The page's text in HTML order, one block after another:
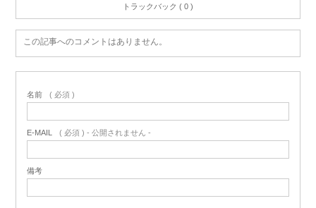
トラックバック ( 0 )
この記事へのコメントはありません。
名前 ( 必須 )
E-MAIL ( 必須 ) - 公開されません -
備考